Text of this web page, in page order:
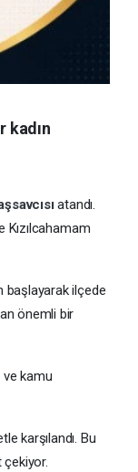
kadın
atandı.
Kızılcahamam
başlayarak ilçede
önemli bir
ve kamu
karşılandı. Bu
çekiyor.